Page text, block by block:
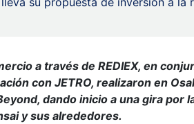
a través de REDIEX, en
con JETRO, realizaron en
dando inicio a una gira por
y sus alrededores.